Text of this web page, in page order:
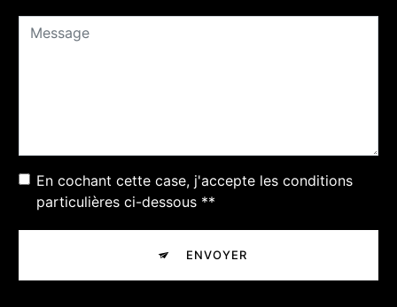
En cochant cette case, j'accepte les conditions
particulières ci-dessous **
ENVOYER